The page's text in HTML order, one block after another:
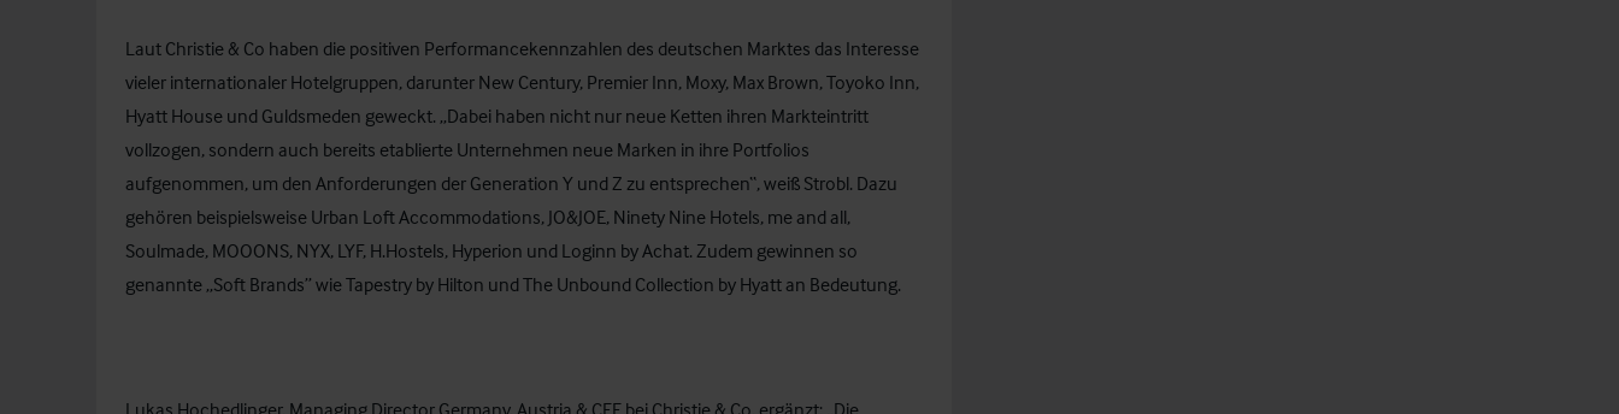
Laut Christie & Co haben die positiven Performancekennzahlen des deutschen Marktes das Interesse
vieler internationaler Hotelgruppen, darunter New Century, Premier Inn, Moxy, Max Brown, Toyoko Inn,
Hyatt House und Guldsmeden geweckt. „Dabei haben nicht nur neue Ketten ihren Markteintritt
vollzogen, sondern auch bereits etablierte Unternehmen neue Marken in ihre Portfolios
aufgenommen, um den Anforderungen der Generation Y und Z zu entsprechen“, weiß Strobl. Dazu
gehören beispielsweise Urban Loft Accommodations, JO&JOE, Ninety Nine Hotels, me and all,
Soulmade, MOOONS, NYX, LYF, H.Hostels, Hyperion und Loginn by Achat. Zudem gewinnen so
genannte „Soft Brands” wie Tapestry by Hilton und The Unbound Collection by Hyatt an Bedeutung.